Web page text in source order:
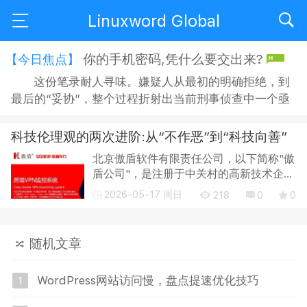
Linuxword Global
【今日焦点】 你的手机密码,凭什么要交出来?
这份笔录耐人寻味。嫌疑人从最初的明确拒绝，到
最后的“妥协”，整个过程折射出当前刑事侦查中一个亟
拒绝？拒绝之后，侦查人员又能采取何种方式“说服”？
在“思想教育”的名义下，嫌疑人的沉默权与隐私权究竟
获得了多大程度的保障？ 智能手机早已不是单纯的通讯
工具，它承...
科技伦理观的两次进阶:从“不作恶”到“科技向善”
北京傲盾软件有限责任公司，以下简称"傲
盾公司"，是注册于中关村的高新技术企
业，自 1998 年开始， 就一直致力于
2026-05-17 周日 218 0 0
随机文章
1 WordPress网站访问慢，盘点提速优化技巧